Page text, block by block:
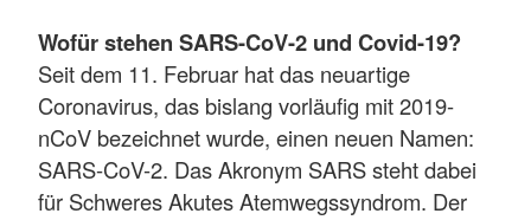
Wofür stehen SARS-CoV-2 und Covid-19?
Seit dem 11. Februar hat das neuartige
Coronavirus, das bislang vorläufig mit 2019-
nCoV bezeichnet wurde, einen neuen Namen:
SARS-CoV-2. Das Akronym SARS steht dabei
für Schweres Akutes Atemwegssyndrom. Der